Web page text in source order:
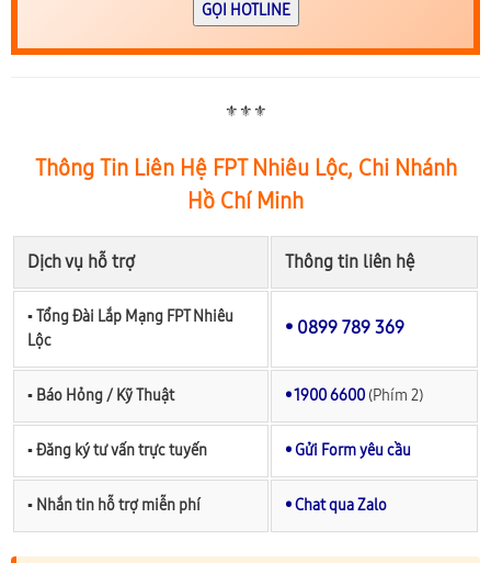
GỌI HOTLINE
⚜️⚜️⚜️
Thông Tin Liên Hệ FPT Nhiêu Lộc, Chi Nhánh
Hồ Chí Minh
Dịch vụ hỗ trợ Thông tin liên hệ
▪︎ Tổng Đài Lắp Mạng FPT Nhiêu
Lộc
• 0899 789 369
▪︎ Báo Hỏng / Kỹ Thuật • 1900 6600 (Phím 2)
▪︎ Đăng ký tư vấn trực tuyến • Gửi Form yêu cầu
▪︎ Nhắn tin hỗ trợ miễn phí • Chat qua Zalo